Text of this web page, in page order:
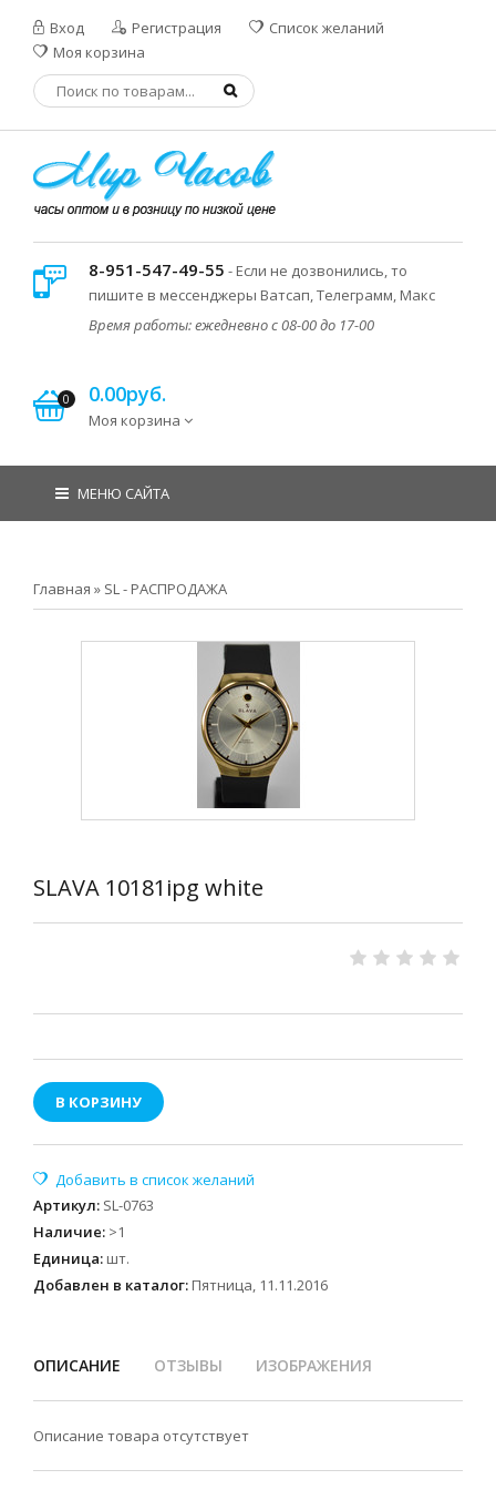
Вход Регистрация
Список желаний
Моя корзина
8-951-547-49-55 - Если не дозвонились, то
пишите в мессенджеры Ватсап, Телеграмм, Макс
Время работы: ежедневно с 08-00 до 17-00
0 0.00руб.
Моя корзина
МЕНЮ САЙТА
Главная » SL - РАСПРОДАЖА
SLAVA 10181ipg white
В КОРЗИНУ
Артикул: SL-0763
Наличие: >1
Единица: шт.
Добавлен в каталог: Пятница, 11.11.2016
ОПИСАНИЕ ОТЗЫВЫ ИЗОБРАЖЕНИЯ
Описание товара отсутствует